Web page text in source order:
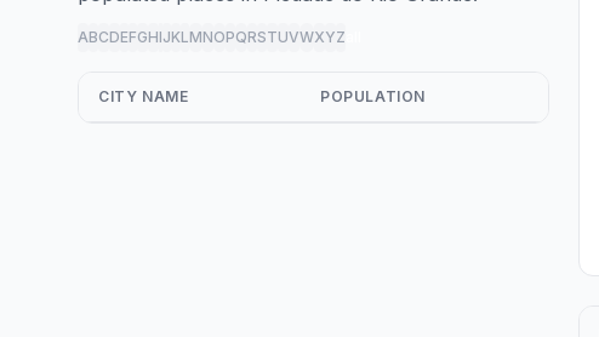
ABCDEFGHIJKLMNOPQRSTUVWXYZ
CITY NAME POPULATION